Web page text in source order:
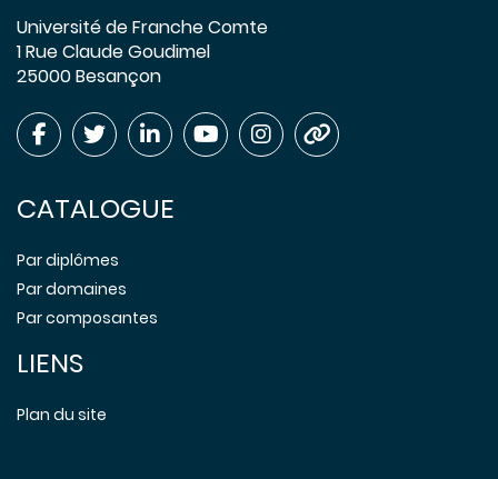
Université de Franche Comte
1 Rue Claude Goudimel
25000 Besançon
CATALOGUE
Par diplômes
Par domaines
Par composantes
LIENS
Plan du site